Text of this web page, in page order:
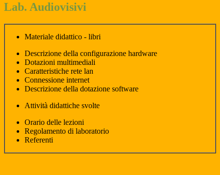
Lab. Audiovisivi
Materiale didattico - libri
Descrizione della configurazione hardware
Dotazioni multimediali
Caratteristiche rete lan
Connessione internet
Descrizione della dotazione software
Attività didattiche svolte
Orario delle lezioni
Regolamento di laboratorio
Referenti